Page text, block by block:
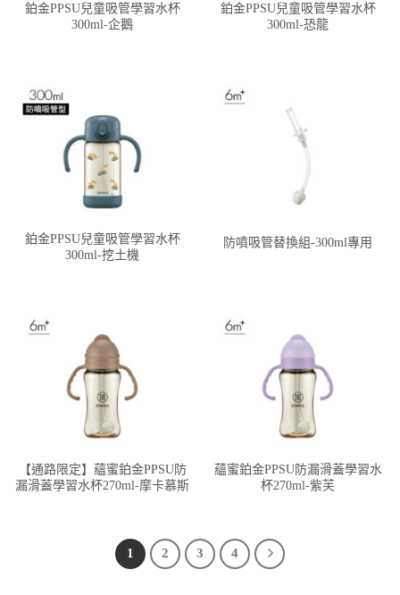
鉑金PPSU兒童吸管學習水杯
300ml-企鵝
鉑金PPSU兒童吸管學習水杯
300ml-恐龍
鉑金PPSU兒童吸管學習水杯
300ml-挖土機
防噴吸管替換組-300ml專用
【通路限定】蘊蜜鉑金PPSU防
漏滑蓋學習水杯270ml-摩卡慕斯
蘊蜜鉑金PPSU防漏滑蓋學習水
杯270ml-紫芙
1 2 3 4